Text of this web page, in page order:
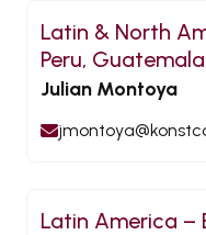
Latin & North
Peru,
Julian Montoya
Latin America –